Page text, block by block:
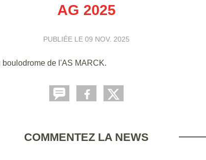
AG 2025
PUBLIÉE LE 09 NOV. 2025
de l'AS MARCK.
COMMENTEZ LA NEWS